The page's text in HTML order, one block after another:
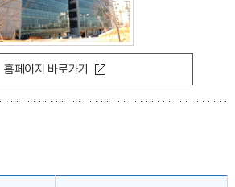
홈페이지 바로가기